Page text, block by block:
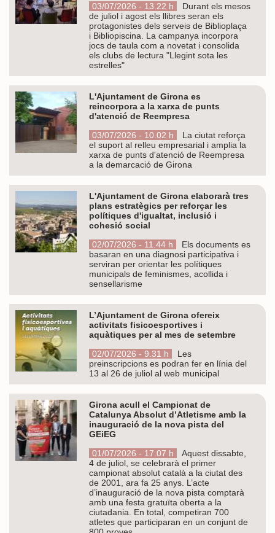
03/07/2026 - 13.22 h
Durant els mesos
de juliol i agost els llibres seran els
protagonistes dels serveis de Biblioplaça
i Bibliopiscina. La campanya incorpora
jocs de taula com a novetat i consolida
els clubs de lectura "Llegint sota les
estrelles"
L'Ajuntament de Girona es
reincorpora a la xarxa de punts
d'atenció de Reempresa
03/07/2026 - 10.02 h
La ciutat reforça
el suport al relleu empresarial i amplia la
xarxa de punts d'atenció de Reempresa
a la demarcació de Girona
L'Ajuntament de Girona elaborarà tres
plans estratègics per reforçar les
polítiques d'igualtat, inclusió i
cohesió social
02/07/2026 - 11.44 h
Els documents es
basaran en una diagnosi participativa i
serviran per orientar les polítiques
municipals de feminismes, acollida i
sensellarisme
L’Ajuntament de Girona ofereix
activitats fisicoesportives i
aquàtiques per al mes de setembre
02/07/2026 - 9.31 h
Les
preinscripcions es podran fer en línia del
13 al 26 de juliol al web municipal
Girona acull el Campionat de
Catalunya Absolut d’Atletisme amb la
inauguració de la nova pista del
GEiEG
01/07/2026 - 17.07 h
Aquest dissabte,
4 de juliol, se celebrarà el primer
campionat absolut català a la ciutat des
de 2001, ara fa 25 anys. L’acte
d’inauguració de la nova pista comptarà
amb una festa gratuïta oberta a la
ciutadania. En total, competiran 700
atletes que participaran en un conjunt de